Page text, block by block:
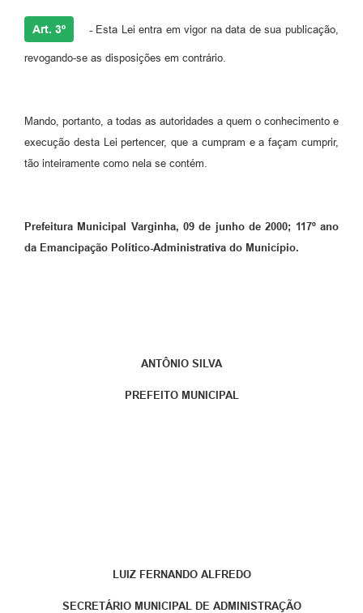
Art. 3º - Esta Lei entra em vigor na data de sua publicação,
revogando-se as disposições em contrário.
Mando, portanto, a todas as autoridades a quem o conhecimento e
execução desta Lei pertencer, que a cumpram e a façam cumprir,
tão inteiramente como nela se contém.
Prefeitura Municipal Varginha, 09 de junho de 2000; 117º ano
da Emancipação Político-Administrativa do Município.
ANTÔNIO SILVA
PREFEITO MUNICIPAL
LUIZ FERNANDO ALFREDO
SECRETÁRIO MUNICIPAL DE ADMINISTRAÇÃO